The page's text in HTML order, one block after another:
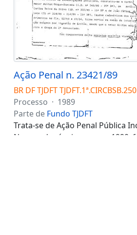
Ação Penal n. 23421/89
BR DF TJDFT
Processo · 1989
Parte de Fundo TJDFT
Trata-se de Ação Penal Pública
Narra a denúncia que, em 1990,